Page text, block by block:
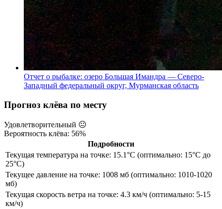
Отчет о рыбалке: озеро Большая Имандра — Северо-
Западный федеральный округ, Мурманская область
Прогноз клёва по месту
Удовлетворительный 😐
Вероятность клёва: 56%
Подробности
Текущая температура на точке: 15.1°C (оптимально: 15°C до
25°C)
Текущее давление на точке: 1008 мб (оптимально: 1010-1020
мб)
Текущая скорость ветра на точке: 4.3 км/ч (оптимально: 5-15
км/ч)